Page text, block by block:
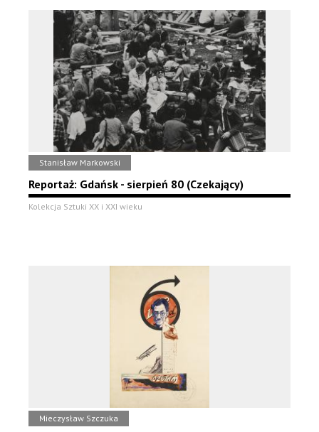
Stanisław Markowski
Reportaż: Gdańsk - sierpień 80 (Czekający)
Kolekcja Sztuki XX i XXI wieku
Mieczysław Szczuka